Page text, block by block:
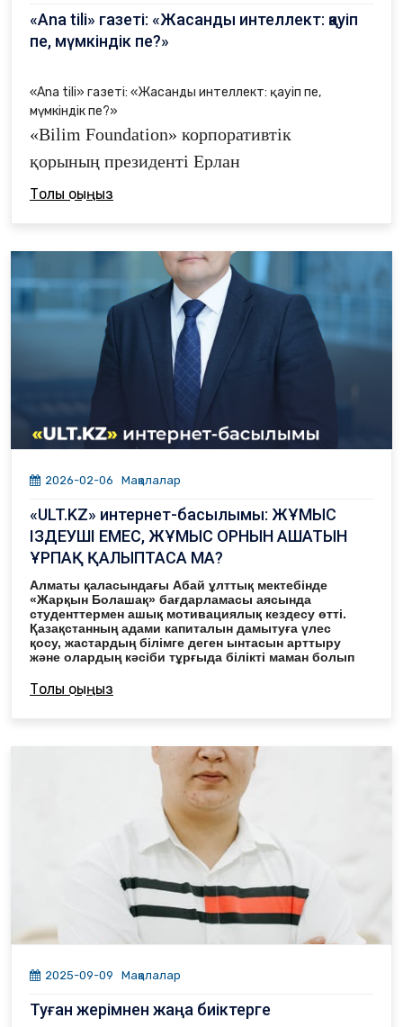
«Ana tili» газеті: «Жасанды интеллект: қауіп
пе, мүмкіндік пе?»
«Ana tili» газеті: «Жасанды интеллект: қауіп пе,
мүмкіндік пе?»
«Bilim Foundation» корпоративтік
қорының президенті Ерлан
Айтмұхамбет
адами капиталына ұзақмерзімді
инвестиция салу екенін атап өтті.
Толық оқыңыз
2026-02-06 Мақалалар
«ULT.KZ» интернет-басылымы: ЖҰМЫС
ІЗДЕУШІ ЕМЕС, ЖҰМЫС ОРНЫН АШАТЫН
ҰРПАҚ ҚАЛЫПТАСА МА?
Алматы қаласындағы Абай ұлттық мектебінде
«Жарқын Болашақ» бағдарламасы аясында
студенттермен ашық мотивациялық кездесу өтті.
Қазақстанның адами капиталын дамытуға үлес
қосу, жастардың білімге деген ынтасын арттыру
және олардың кәсіби тұрғыда білікті маман болып
ұйымдастырылған шараға 250 студент қатысып
жатыр. Осы орайда
Толық оқыңыз
2025-09-09 Мақалалар
Туған жерімнен жаңа биіктерге